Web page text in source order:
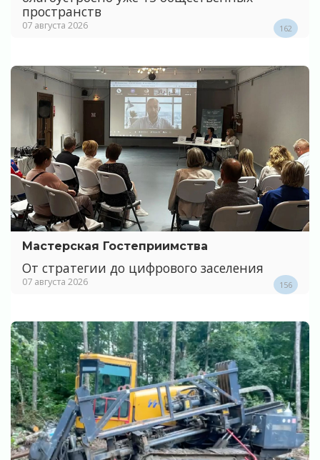
пространств
07 августа 2026 162
Мастерская Гостеприимства
От стратегии до цифрового заселения
07 августа 2026 156